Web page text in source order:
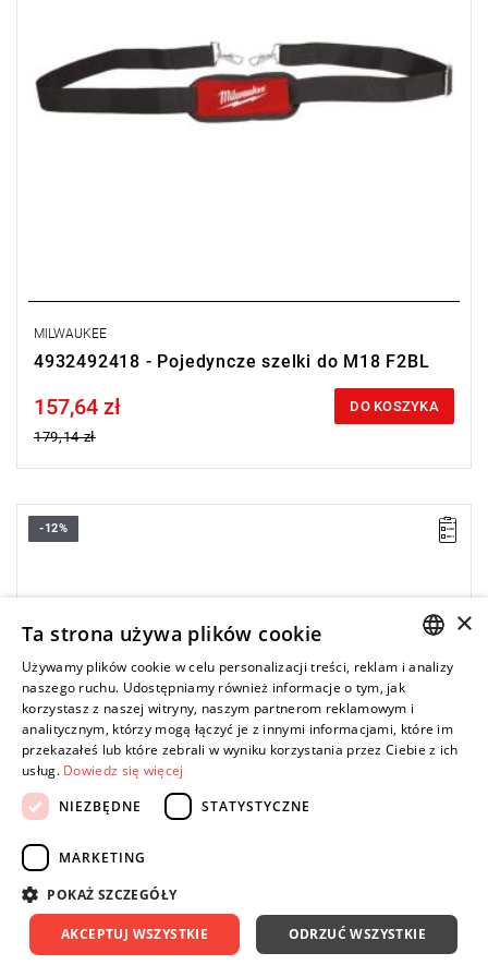
MILWAUKEE
4932492418 - Pojedyncze szelki do M18 F2BL
Price tax included
157,64 zł
179,14 zł
DO KOSZYKA
Pojedyncze szelki do podkaszarki to akcesorium przeznaczone
Pasują do podkaszarki M18 BLLT.
-12%
ENGLISH
×
Ta strona używa plików cookie
Używamy plików cookie w celu personalizacji treści, reklam i analizy
naszego ruchu. Udostępniamy również informacje o tym, jak
korzystasz z naszej witryny, naszym partnerom reklamowym i
analitycznym, którzy mogą łączyć je z innymi informacjami, które im
przekazałeś lub które zebrali w wyniku korzystania przez Ciebie z ich
usług. Dowiedz się więcej
NIEZBĘDNE
STATYSTYCZNE
MARKETING
POKAŻ SZCZEGÓŁY
AKCEPTUJ WSZYSTKIE ODRZUĆ WSZYSTKIE